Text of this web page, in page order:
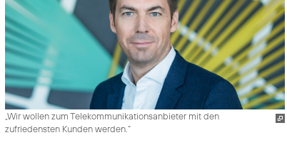
„Wir wollen zum Telekommunikationsanbieter mit den
zufriedensten Kunden werden.“